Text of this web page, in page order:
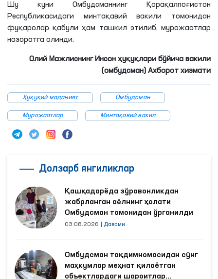
Шу куни Омбудсманнинг Қорақалпоғистон
Республикасидаги минтақавий вакили томонидан
фуқаролар қабули ҳам ташкил этилиб, мурожаатлар
назоратга олинди.
Олий Мажлиснинг Инсон ҳуқуқлари бўйича вакили
(омбудсман) Ахборот хизмати
Ҳуқуқий маданият Омбудсман
Мурожаатлар Минтақавий вакил
Долзарб янгиликлар
Қашқадарёда зўравонликдан
жабрланган аёлнинг ҳолати
Омбудсман томонидан ўрганилди
03.08.2026 Давоми
Омбудсман тақдимномасидан сўнг
маҳкумлар меҳнат қилаётган
объектлардаги шароитлар